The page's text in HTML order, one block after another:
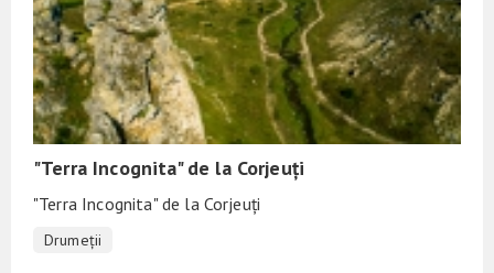
"Terra Incognita" de la Corjeuți
"Terra Incognita" de la Corjeuți
Drumeții